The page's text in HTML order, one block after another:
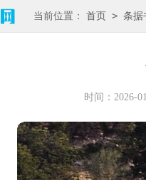
当前位置： 首页 > 条据
时间：2026-